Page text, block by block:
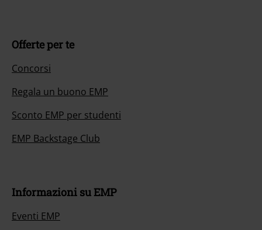
Offerte per te
Concorsi
Regala un buono EMP
Sconto EMP per studenti
EMP Backstage Club
Informazioni su EMP
Eventi EMP